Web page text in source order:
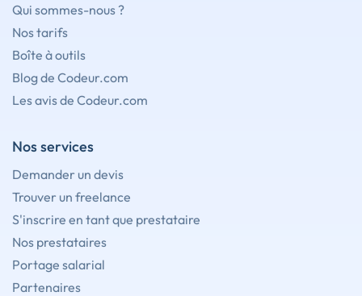
Qui sommes-nous ?
Nos tarifs
Boîte à outils
Blog de Codeur.com
Les avis de Codeur.com
Nos services
Demander un devis
Trouver un freelance
S'inscrire en tant que prestataire
Nos prestataires
Portage salarial
Partenaires